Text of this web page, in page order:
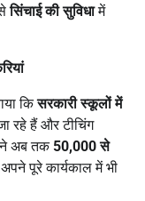
सिंचाई की सुविधामें
किसरकारी स्कूलों में
रहे हैं और टीचिंग
ने अब तक50,000से
पूरे कार्यकाल में भी